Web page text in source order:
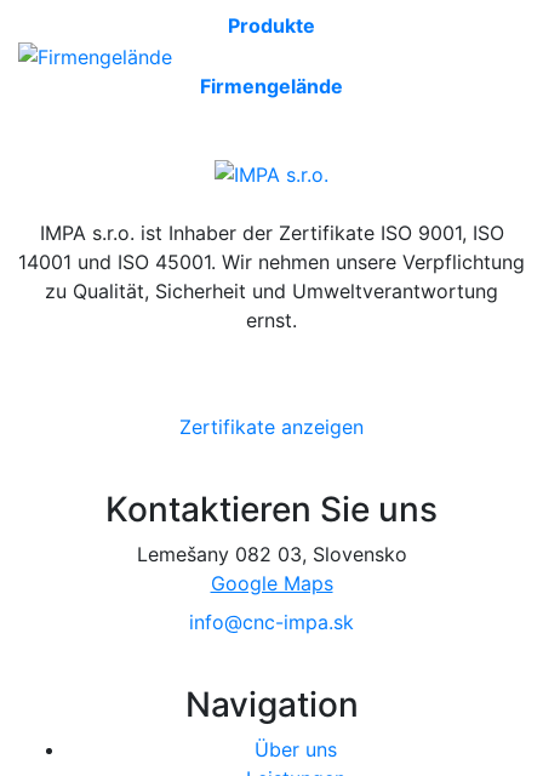
Produkte
Firmengelände
IMPA s.r.o. ist Inhaber der Zertifikate ISO 9001, ISO
14001 und ISO 45001. Wir nehmen unsere Verpflichtung
zu Qualität, Sicherheit und Umweltverantwortung
ernst.
Zertifikate anzeigen
Kontaktieren Sie uns
Lemešany 082 03, Slovensko
Google Maps
info@cnc-impa.sk
Navigation
Über uns